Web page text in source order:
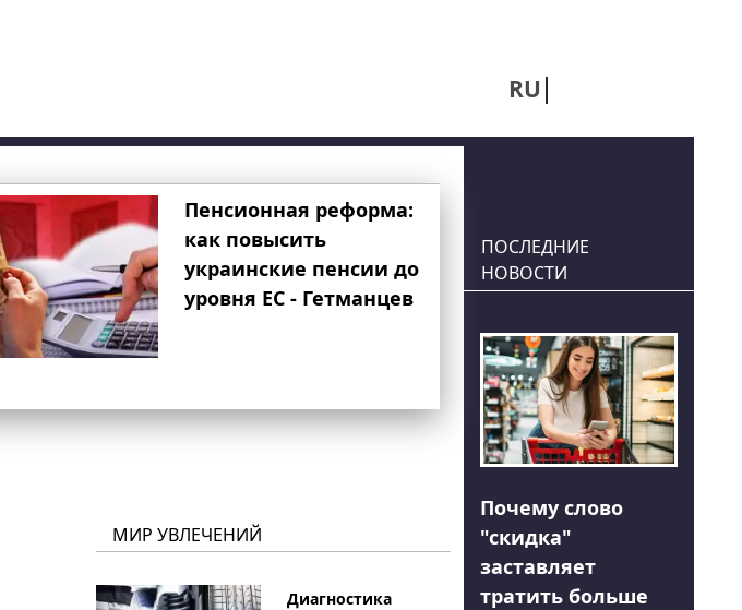
RU
Пенсионная реформа:
как повысить
украинские пенсии до
уровня ЕС - Гетманцев
МИР УВЛЕЧЕНИЙ
Диагностика
ПОСЛЕДНИЕ
НОВОСТИ
Почему слово
"скидка"
заставляет
тратить больше